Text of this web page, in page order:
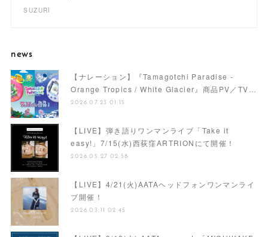
SUZURI
news
【ナレーション】『Tamagotchi Paradise -
Orange Tropics / White Glacier』商品PV／TV…
2026.07.23 01:15
【LIVE】弾き語りワンマンライブ「Take it
easy!」7/15(水)西荻窪ARTRIONにて開催！
2026.05.27 02:58
【LIVE】4/21(火)AATAヘッドフォンワンマンライ
ブ開催！
2026.03.11 02:45